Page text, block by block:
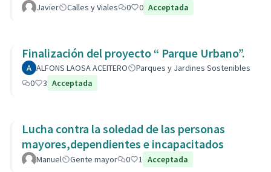
Javier Calles y Viales 0 0 Acceptada
Finalización del proyecto “ Parque Urbano”.
ALFONS LAOSA ACEITERO
Parques y Jardines Sostenibles
0
3 Acceptada
Lucha contra la soledad de las personas
mayores,dependientes e incapacitados
Manuel Gente mayor 0 1 Acceptada